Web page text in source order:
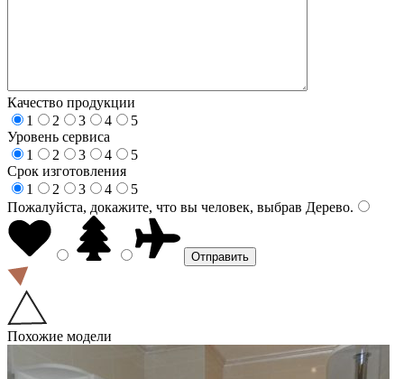
Качество продукции
1
2 3 4
5
Уровень сервиса
1
2 3 4
5
Срок изготовления
1
2 3 4
5
Пожалуйста, докажите, что вы человек, выбрав Дерево.
Похожие модели